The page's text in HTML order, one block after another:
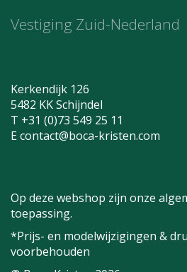
Vestiging Zuid-Nederland
Kerkendijk 126
5482 KK Schijndel
T +31 (0)73 549 25 11
Econtact@boca-kristen.com
Op deze webshop zijn onze
toepassing.
*Prijs- en modelwijzigingen &
voorbehouden